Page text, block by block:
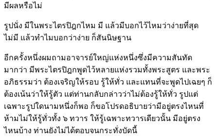
มีผลหรือไม่
รูปนั่ง มีในพระไตรปิฎกไหม มี แล้วมีบอกไว้ไหมว่าง่ายที่สุด
ไม่มี แล้วทำไมบอกว่าง่าย ก็สันนิษฐาน
อีกครั้งหนึ่งผมถามอาจารย์ใหญ่แห่งหนึ่งซึ่งมีความสันทัด
มากว่า มีพระไตรปิฎกพูดไว้หลายแห่งรวมทั้งพระสูตร และพระ
อภิธรรมว่า ต้องเจริญให้รอบ รู้ให้ทั่ว และแทนที่จะพูดไปเฉยๆ ก็
ต้องเน้นว่าให้รู้ตัว แต่ท่านกลับกล่าวว่าไม่ต้องรู้ให้ทั่ว รูปแต่
เฉพาะรูปใดนามหนึ่งก็พอ ก็ขอโปรดอธิบายว่ามีอยู่ตรงไหนที่
ห้ามไม่ให้รู้ทั่วทั้ง ๖ ทวาร ให้รู้เฉพาะทวารเดียวนั้น มีอยู่ตรง
ไหนบ้าง ท่านยังไม่ได้ตอบจนกระทั่งบัดนี้